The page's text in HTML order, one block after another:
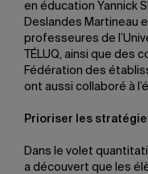
en éducation Yannick
Deslandes Martineau
professeures de
TÉLUQ, ainsi que
Fédération des
ont aussi collaboré à
Prioriser les
Dans le volet
a découvert que les